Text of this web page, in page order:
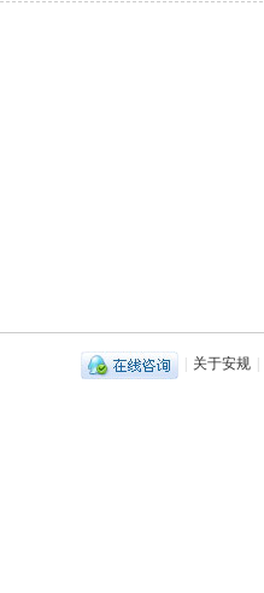
关于安规